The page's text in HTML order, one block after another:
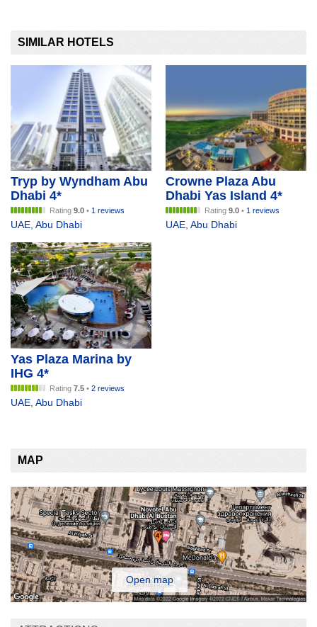
SIMILAR HOTELS
Tryp by Wyndham Abu
Dhabi 4*
Rating 9.0 • 1 reviews
UAE, Abu Dhabi
Crowne Plaza Abu
Dhabi Yas Island 4*
Rating 9.0 • 1 reviews
UAE, Abu Dhabi
Yas Plaza Marina by
IHG 4*
Rating 7.5 • 2 reviews
UAE Abu Dhabi
MAP
Open map